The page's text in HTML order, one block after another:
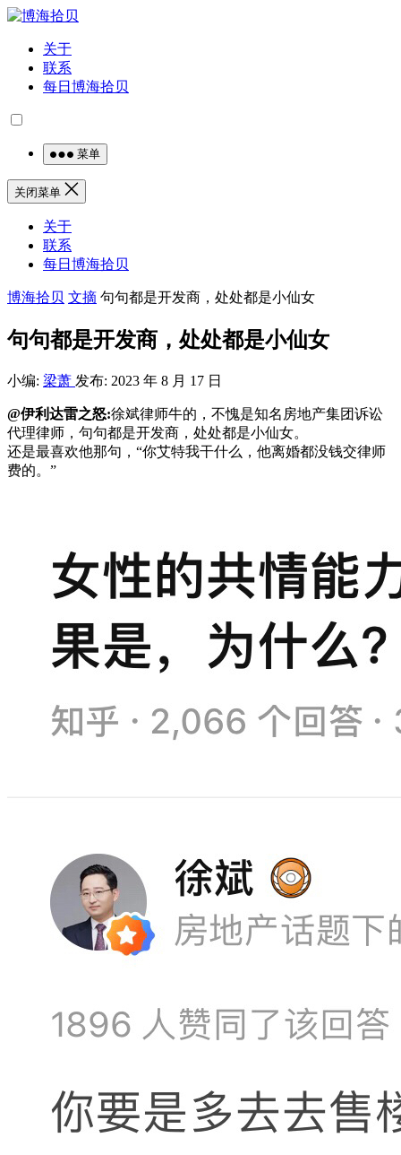
关于
联系
每日博海拾贝
菜单
关闭菜单
关于
联系
每日博海拾贝
博海拾贝 文摘 句句都是开发商，处处都是小仙女
句句都是开发商，处处都是小仙女
小编: 梁萧 发布: 2023 年 8 月 17 日
@伊利达雷之怒:徐斌律师牛的，不愧是知名房地产集团诉讼
代理律师，句句都是开发商，处处都是小仙女。
还是最喜欢他那句，“你艾特我干什么，他离婚都没钱交律师
费的。” ​​​